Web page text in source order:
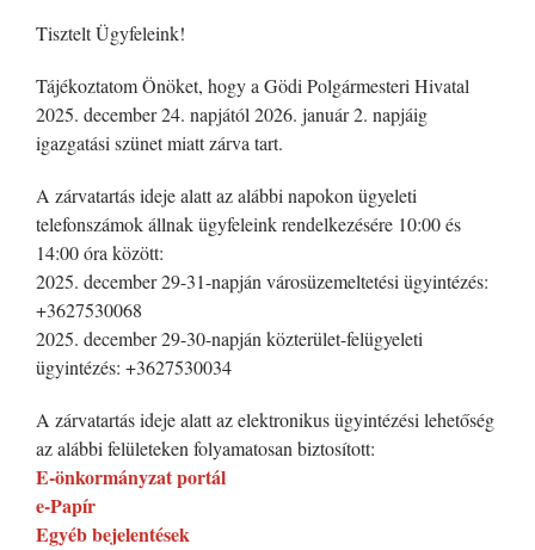
Tisztelt Ügyfeleink!
Tájékoztatom Önöket, hogy a Gödi Polgármesteri Hivatal
2025. december 24. napjától 2026. január 2. napjáig
igazgatási szünet miatt zárva tart.
A zárvatartás ideje alatt az alábbi napokon ügyeleti
telefonszámok állnak ügyfeleink rendelkezésére 10:00 és
14:00 óra között:
2025. december 29-31-napján városüzemeltetési ügyintézés:
+3627530068
2025. december 29-30-napján közterület-felügyeleti
ügyintézés: +3627530034
A zárvatartás ideje alatt az elektronikus ügyintézési lehetőség
az alábbi felületeken folyamatosan biztosított:
E-önkormányzat portál
e-Papír
Egyéb bejelentések